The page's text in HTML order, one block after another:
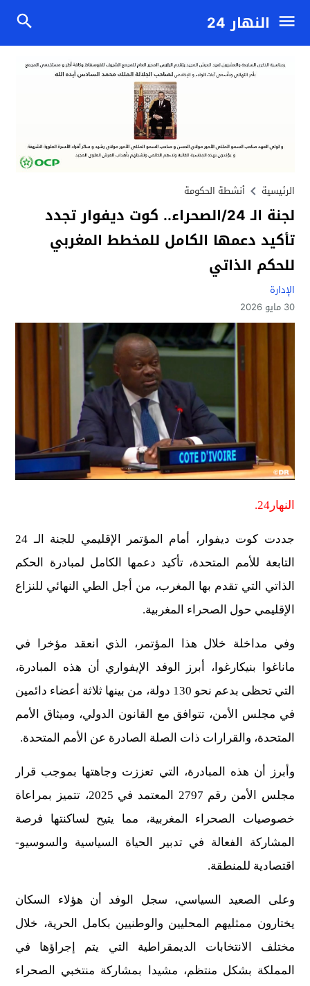
النهار 24
الرئيسية أنشطة الحكومة
لجنة الـ 24/الصحراء.. كوت ديفوار تجدد
تأكيد دعمها الكامل للمخطط المغربي
للحكم الذاتي
الإدارة
30 مايو 2026
النهار24.
جددت كوت ديفوار، أمام المؤتمر الإقليمي للجنة الـ 24
التابعة للأمم المتحدة، تأكيد دعمها الكامل لمبادرة الحكم
الذاتي التي تقدم بها المغرب، من أجل الطي النهائي للنزاع
الإقليمي حول الصحراء المغربية.
وفي مداخلة خلال هذا المؤتمر، الذي انعقد مؤخرا في
ماناغوا بنيكارغوا، أبرز الوفد الإيفواري أن هذه المبادرة،
التي تحظى بدعم نحو 130 دولة، من بينها ثلاثة أعضاء دائمين
في مجلس الأمن، تتوافق مع القانون الدولي، وميثاق الأمم
المتحدة، والقرارات ذات الصلة الصادرة عن الأمم المتحدة.
وأبرز أن هذه المبادرة، التي تعززت وجاهتها بموجب قرار
مجلس الأمن رقم 2797 المعتمد في 2025، تتميز بمراعاة
خصوصيات الصحراء المغربية، مما يتيح لساكنتها فرصة
المشاركة الفعالة في تدبير الحياة السياسية والسوسيو-
اقتصادية للمنطقة.
وعلى الصعيد السياسي، سجل الوفد أن هؤلاء السكان
يختارون ممثليهم المحليين والوطنيين بكامل الحرية، خلال
مختلف الانتخابات الديمقراطية التي يتم إجراؤها في
المملكة بشكل منتظم، مشيدا بمشاركة منتخبي الصحراء